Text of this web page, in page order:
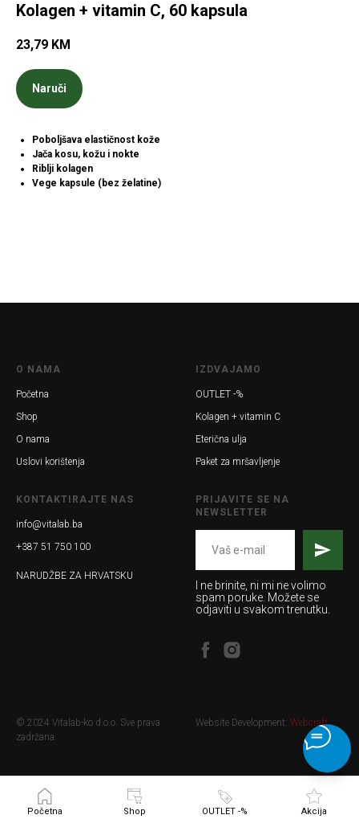
Početna Shop OUTLET -% Akcija
Kolagen + vitamin C, 60 kapsula
23,79 KM
Naruči
Poboljšava elastičnost kože
Jača kosu, kožu i nokte
Riblji kolagen
Vege kapsule (bez želatine)
O NAMA
Početna
Shop
O nama
Uslovi korištenja
IZDVAJAMO
OUTLET -%
Kolagen + vitamin C
Eterična ulja
Paket za mršavljenje
KONTAKTIRAJTE NAS
info@vitalab.ba
+387 51 750 100
NARUDŽBE ZA HRVATSKU
PRIJAVITE SE NA
NEWSLETTER
I ne brinite, ni mi ne volimo
spam poruke. Možete se
odjaviti u svakom trenutku.
© 2024 Vitalab-ko d.o.o. Sve prava
zadržana.
Website Development: Webcraft